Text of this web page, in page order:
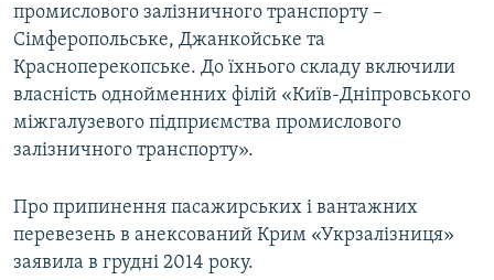
промислового залізничного транспорту –
Сімферопольське, Джанкойське та
Красноперекопське. До їхнього складу включили
власність однойменних філій «Київ-Дніпровського
міжгалузевого підприємства промислового
залізничного транспорту».
Про припинення пасажирських і вантажних
перевезень в анексований Крим «Укрзалізниця»
заявила в грудні 2014 року.